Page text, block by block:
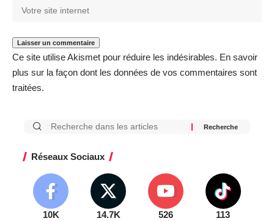
Ce site utilise Akismet pour réduire les indésirables. En savoir
plus sur la façon dont les données de vos commentaires sont
traitées.
Réseaux Sociaux
10K 14.7K 526 113